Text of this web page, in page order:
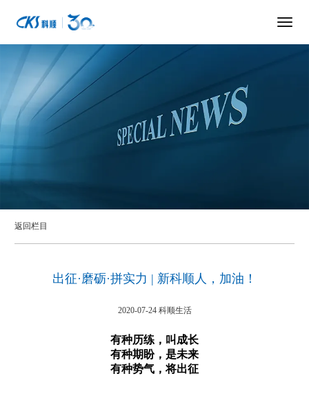
返回栏目
出征·磨砺·拼实力 | 新科顺人，加油！
2020-07-24 科顺生活
有种历练，叫成长
有种期盼，是未来
有种势气，将出征